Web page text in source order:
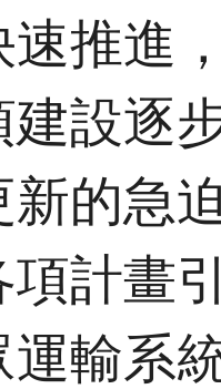
推進
設逐
的急
項計畫
運輸系